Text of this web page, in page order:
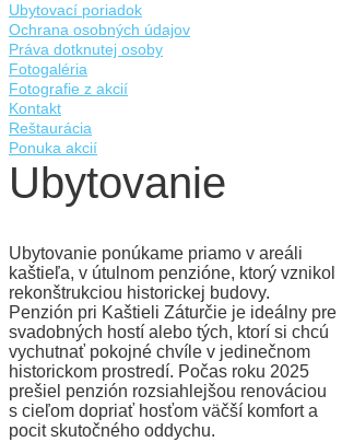
Ubytovací poriadok
Ochrana osobných údajov
Práva dotknutej osoby
Fotogaléria
Fotografie z akcií
Kontakt
Reštaurácia
Ponuka akcií
Ubytovanie
Ubytovanie ponúkame priamo v areáli
kaštieľa, v útulnom penzióne, ktorý vznikol
rekonštrukciou historickej budovy.
Penzión pri Kaštieli Záturčie je ideálny pre
svadobných hostí alebo tých, ktorí si chcú
vychutnať pokojné chvíle v jedinečnom
historickom prostredí. Počas roku 2025
prešiel penzión rozsiahlejšou renováciou
s cieľom dopriať hosťom väčší komfort a
pocit skutočného oddychu.